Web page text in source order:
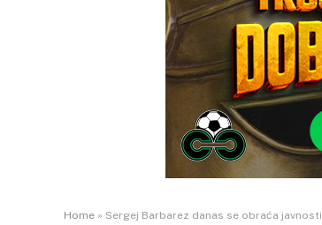
Home » Sergej Barbarez danas se obraća javnosti